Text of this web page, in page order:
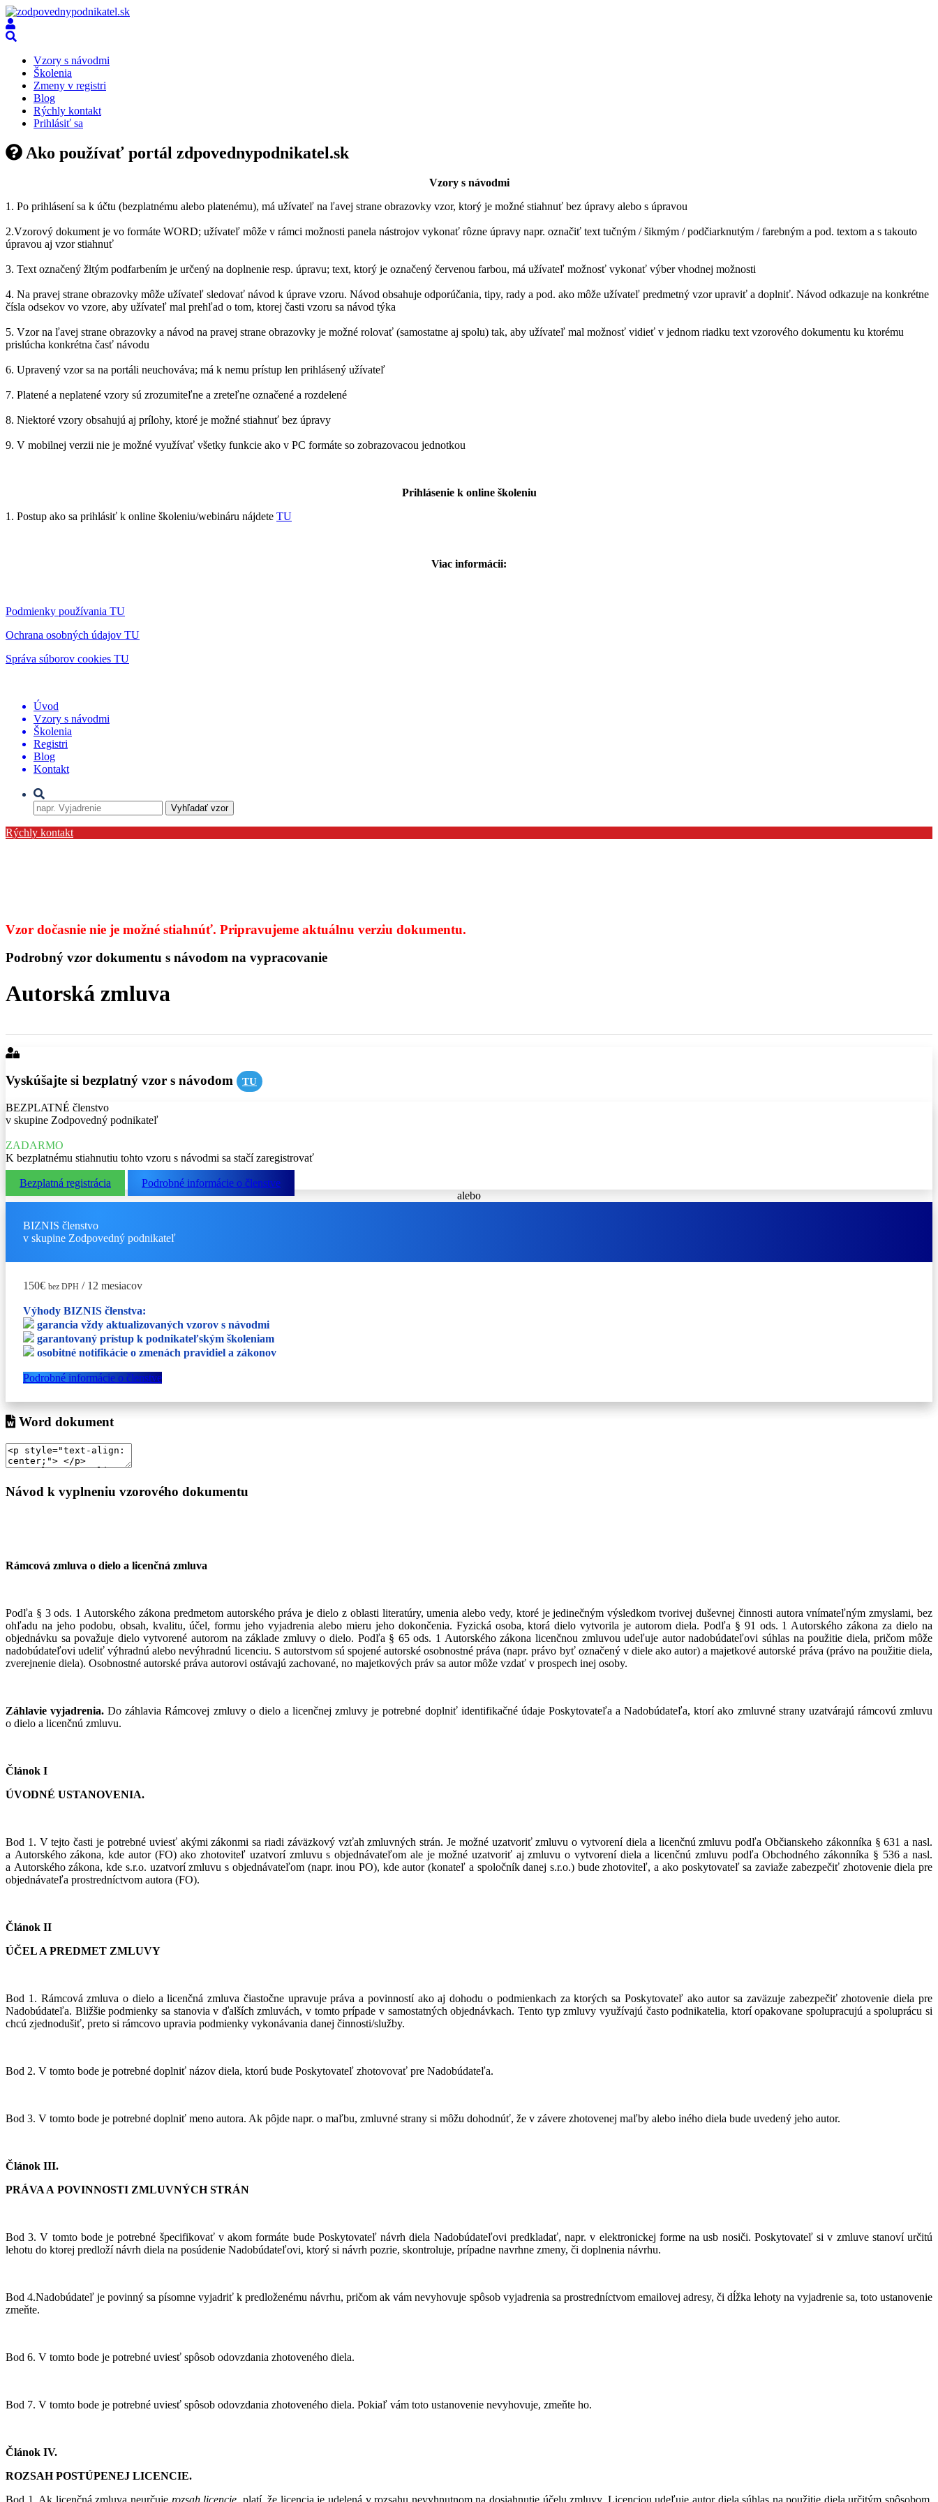
Vzory s návodmi
Školenia
Zmeny v registri
Blog
Rýchly kontakt
Prihlásiť sa
Ako používať portál zdpovednypodnikatel.sk
Vzory s návodmi
1. Po prihlásení sa k účtu (bezplatnému alebo platenému), má užívateľ na ľavej strane obrazovky vzor, ktorý je možné stiahnuť bez úpravy alebo s úpravou
2.Vzorový dokument je vo formáte WORD; užívateľ môže v rámci možnosti panela nástrojov vykonať rôzne úpravy napr. označiť text tučným / šikmým / podčiarknutým / farebným a pod. textom a s takouto
úpravou aj vzor stiahnuť
3. Text označený žltým podfarbením je určený na doplnenie resp. úpravu; text, ktorý je označený červenou farbou, má užívateľ možnosť vykonať výber vhodnej možnosti
4. Na pravej strane obrazovky môže užívateľ sledovať návod k úprave vzoru. Návod obsahuje odporúčania, tipy, rady a pod. ako môže užívateľ predmetný vzor upraviť a doplniť. Návod odkazuje na konkrétne
čísla odsekov vo vzore, aby užívateľ mal prehľad o tom, ktorej časti vzoru sa návod týka
5. Vzor na ľavej strane obrazovky a návod na pravej strane obrazovky je možné rolovať (samostatne aj spolu) tak, aby užívateľ mal možnosť vidieť v jednom riadku text vzorového dokumentu ku ktorému
prislúcha konkrétna časť návodu
6. Upravený vzor sa na portáli neuchováva; má k nemu prístup len prihlásený užívateľ
7. Platené a neplatené vzory sú zrozumiteľne a zreteľne označené a rozdelené
8. Niektoré vzory obsahujú aj prílohy, ktoré je možné stiahnuť bez úpravy
9. V mobilnej verzii nie je možné využívať všetky funkcie ako v PC formáte so zobrazovacou jednotkou
Prihlásenie k online školeniu
1. Postup ako sa prihlásiť k online školeniu/webináru nájdete TU
Viac informácii:
Podmienky používania TU
Ochrana osobných údajov TU
Správa súborov cookies TU
Úvod
Vzory s návodmi
Školenia
Registri
Blog
Kontakt
Vyhľadať vzor
Rýchly kontakt
Vzor dočasnie nie je možné stiahnúť. Pripravujeme aktuálnu verziu dokumentu.
Podrobný vzor dokumentu s návodom na vypracovanie
Autorská zmluva
Vyskúšajte si bezplatný vzor s návodom TU
BEZPLATNÉ členstvo
v skupine Zodpovedný podnikateľ
ZADARMO
K bezplatnému stiahnutiu tohto vzoru s návodmi sa stačí zaregistrovať
Bezplatná registrácia
Podrobné informácie o členstve
alebo
BIZNIS členstvo
v skupine Zodpovedný podnikateľ
150€ bez DPH / 12 mesiacov
Výhody BIZNIS členstva:
garancia vždy aktualizovaných vzorov s návodmi
garantovaný prístup k podnikateľským školeniam
osobitné notifikácie o zmenách pravidiel a zákonov
Podrobné informácie o členstve
Word dokument
Návod k vyplneniu vzorového dokumentu
Rámcová zmluva o dielo a licenčná zmluva
Podľa § 3 ods. 1 Autorského zákona predmetom autorského práva je dielo z oblasti literatúry, umenia alebo vedy, ktoré je jedinečným výsledkom tvorivej duševnej činnosti autora vnímateľným zmyslami, bez
ohľadu na jeho podobu, obsah, kvalitu, účel, formu jeho vyjadrenia alebo mieru jeho dokončenia. Fyzická osoba, ktorá dielo vytvorila je autorom diela. Podľa § 91 ods. 1 Autorského zákona za dielo na
objednávku sa považuje dielo vytvorené autorom na základe zmluvy o dielo. Podľa § 65 ods. 1 Autorského zákona licenčnou zmluvou udeľuje autor nadobúdateľovi súhlas na použitie diela, pričom môže
nadobúdateľovi udeliť výhradnú alebo nevýhradnú licenciu. S autorstvom sú spojené autorské osobnostné práva (napr. právo byť označený v diele ako autor) a majetkové autorské práva (právo na použitie diela,
zverejnenie diela). Osobnostné autorské práva autorovi ostávajú zachované, no majetkových práv sa autor môže vzdať v prospech inej osoby.
Záhlavie vyjadrenia.Do záhlavia Rámcovej zmluvy o dielo a licenčnej zmluvy je potrebné doplniť identifikačné údaje Poskytovateľa a Nadobúdateľa, ktorí ako zmluvné strany uzatvárajú rámcovú zmluvu
o dielo a licenčnú zmluvu.
Článok I
ÚVODNÉ USTANOVENIA.
Bod 1. V tejto časti je potrebné uviesť akými zákonmi sa riadi záväzkový vzťah zmluvných strán. Je možné uzatvoriť zmluvu o vytvorení diela a licenčnú zmluvu podľa Občianskeho zákonníka § 631 a nasl.
a Autorského zákona, kde autor (FO) ako zhotoviteľ uzatvorí zmluvu s objednávateľom ale je možné uzatvoriť aj zmluvu o vytvorení diela a licenčnú zmluvu podľa Obchodného zákonníka § 536 a nasl.
a Autorského zákona, kde s.r.o. uzatvorí zmluvu s objednávateľom (napr. inou PO), kde autor (konateľ a spoločník danej s.r.o.) bude zhotoviteľ, a ako poskytovateľ sa zaviaže zabezpečiť zhotovenie diela pre
objednávateľa prostredníctvom autora (FO).
Článok II
ÚČEL A PREDMET ZMLUVY
Bod 1. Rámcová zmluva o dielo a licenčná zmluva čiastočne upravuje práva a povinností ako aj dohodu o podmienkach za ktorých sa Poskytovateľ ako autor sa zaväzuje zabezpečiť zhotovenie diela pre
Nadobúdateľa. Bližšie podmienky sa stanovia v ďalších zmluvách, v tomto prípade v samostatných objednávkach. Tento typ zmluvy využívajú často podnikatelia, ktorí opakovane spolupracujú a spoluprácu si
chcú zjednodušiť, preto si rámcovo upravia podmienky vykonávania danej činnosti/služby.
Bod 2. V tomto bode je potrebné doplniť názov diela, ktorú bude Poskytovateľ zhotovovať pre Nadobúdateľa.
Bod 3. V tomto bode je potrebné doplniť meno autora. Ak pôjde napr. o maľbu, zmluvné strany si môžu dohodnúť, že v závere zhotovenej maľby alebo iného diela bude uvedený jeho autor.
Článok III.
PRÁVA A POVINNOSTI ZMLUVNÝCH STRÁN
Bod 3. V tomto bode je potrebné špecifikovať v akom formáte bude Poskytovateľ návrh diela Nadobúdateľovi predkladať, napr. v elektronickej forme na usb nosiči. Poskytovateľ si v zmluve stanoví určitú
lehotu do ktorej predloží návrh diela na posúdenie Nadobúdateľovi, ktorý si návrh pozrie, skontroluje, prípadne navrhne zmeny, či doplnenia návrhu.
Bod 4.Nadobúdateľ je povinný sa písomne vyjadriť k predloženému návrhu, pričom ak vám nevyhovuje spôsob vyjadrenia sa prostredníctvom emailovej adresy, či dĺžka lehoty na vyjadrenie sa, toto ustanovenie
zmeňte.
Bod 6. V tomto bode je potrebné uviesť spôsob odovzdania zhotoveného diela.
Bod 7. V tomto bode je potrebné uviesť spôsob odovzdania zhotoveného diela. Pokiaľ vám toto ustanovenie nevyhovuje, zmeňte ho.
Článok IV.
ROZSAH POSTÚPENEJ LICENCIE.